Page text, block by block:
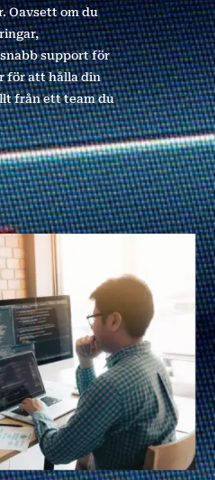
Oavsett om du
support för
för att hålla din
från ett team du